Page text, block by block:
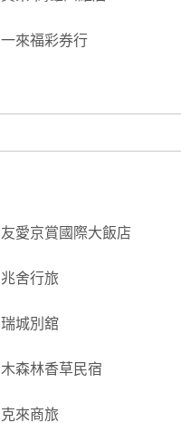
一來福彩券行
友愛京賞國際大飯店
兆舍行旅
瑞城別舘
木森林香草民宿
克來商旅